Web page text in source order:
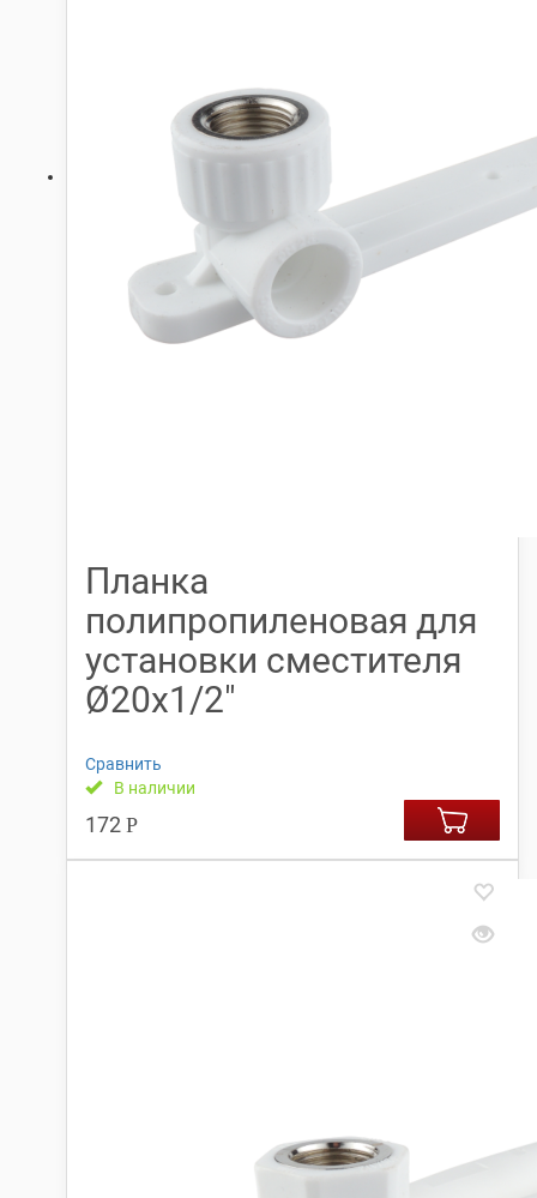
Планка
полипропиленовая для
установки сместителя
Ø20х1/2″
Сравнить
В наличии
172 Р